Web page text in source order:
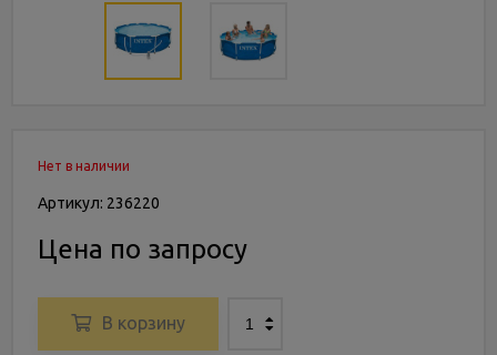
Нет в наличии
Артикул: 236220
Цена по запросу
В корзину